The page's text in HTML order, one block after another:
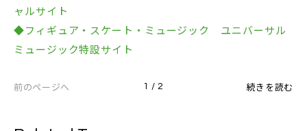
ャルサイト
◆フィギュア・スケート・ミュージック ユニバーサル
ミュージック特設サイト
前のページへ 1 / 2 続きを読む